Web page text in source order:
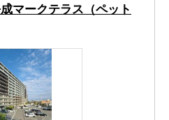
、明るい木目調のフローリン
広がります。
ットライトを採用し、昼と夜
イン性の高い仕上がりとなっ
マークテラス（ペット